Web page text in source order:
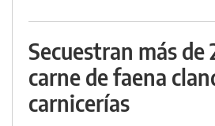
Secuestran más
carne de faena
carnicerías